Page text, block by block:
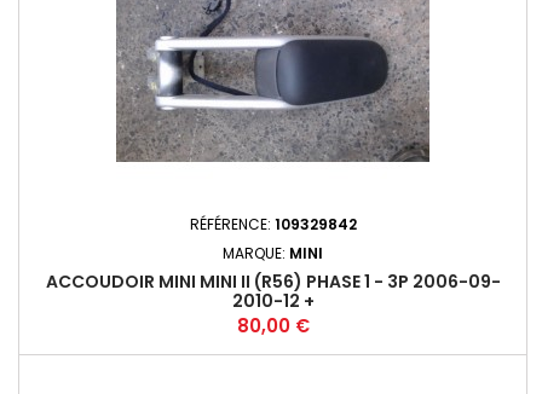
RÉFÉRENCE: 109329842
MARQUE: MINI
ACCOUDOIR MINI MINI II (R56) PHASE 1 - 3P 2006-09-
2010-12 +
Prix
80,00 €